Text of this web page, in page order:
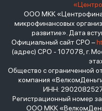
ООО МКК
микрофинансовых
развитие». Дата
Официальный сайт СРО –
(адрес) СРО - 107078, г.
Общество с ограниченной
компания
ИНН:
Регистрационный номер
ООО МКК